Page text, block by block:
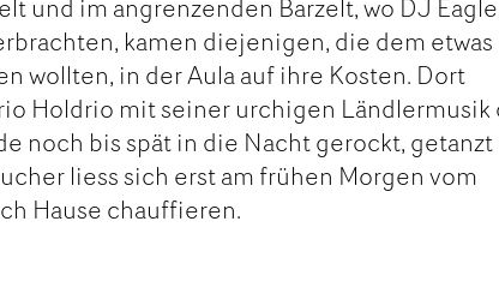
und im angrenzenden Barzelt, wo DJ Eagle
kamen diejenigen, die dem etwas
wollten, in der Aula auf ihre Kosten. Dort
Holdrio mit seiner urchigen Ländlermusik
noch bis spät in die Nacht gerockt,
liess sich erst am frühen Morgen vom
Hause chauffieren.